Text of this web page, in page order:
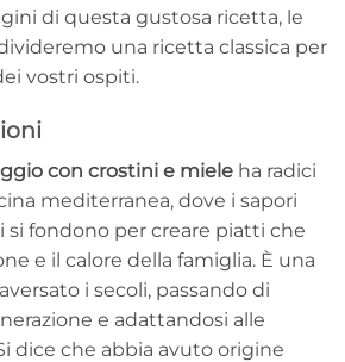
di questa gustosa ricetta, le
una ricetta classica per
vostri ospiti.
con crostini e miele ha radici
mediterranea, dove i sapori
fondono per creare piatti che
e il calore della famiglia. È una
i secoli, passando di
e adattandosi alle
dice che abbia avuto origine